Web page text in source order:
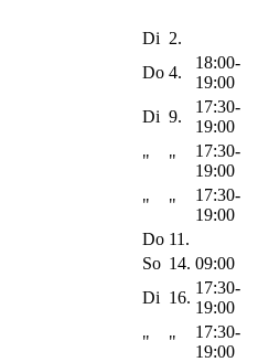
Di 2.
Do 4.
18:00-
19:00
Di 9.
17:30-
19:00
" "
17:30-
19:00
" "
17:30-
19:00
Do 11.
So 14. 09:00
Di 16.
17:30-
19:00
" "
17:30-
19:00